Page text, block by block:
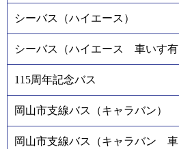
シーバス（ハイエース）
シーバス（ハイエース 車いす有
115周年記念バス
岡山市支線バス（キャラバン）
岡山市支線バス（キャラバン 車